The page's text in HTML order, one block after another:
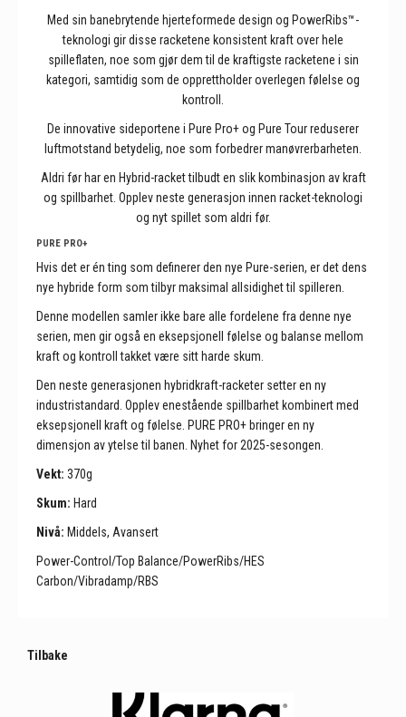
Med sin banebrytende hjerteformede design og PowerRibs™-
teknologi gir disse racketene konsistent kraft over hele
spilleflaten, noe som gjør dem til de kraftigste racketene i sin
kategori, samtidig som de opprettholder overlegen følelse og
kontroll.
De innovative sideportene i Pure Pro+ og Pure Tour reduserer
luftmotstand betydelig, noe som forbedrer manøvrerbarheten.
Aldri før har en Hybrid-racket tilbudt en slik kombinasjon av kraft
og spillbarhet. Opplev neste generasjon innen racket-teknologi
og nyt spillet som aldri før.
PURE PRO+
Hvis det er én ting som definerer den nye Pure-serien, er det dens
nye hybride form som tilbyr maksimal allsidighet til spilleren.
Denne modellen samler ikke bare alle fordelene fra denne nye
serien, men gir også en eksepsjonell følelse og balanse mellom
kraft og kontroll takket være sitt harde skum.
Den neste generasjonen hybridkraft-racketer setter en ny
industristandard. Opplev enestående spillbarhet kombinert med
eksepsjonell kraft og følelse. PURE PRO+ bringer en ny
dimensjon av ytelse til banen. Nyhet for 2025-sesongen.
Vekt: 370g
Skum: Hard
Nivå: Middels, Avansert
Power-Control/Top Balance/PowerRibs/HES
Carbon/Vibradamp/RBS
Tilbake